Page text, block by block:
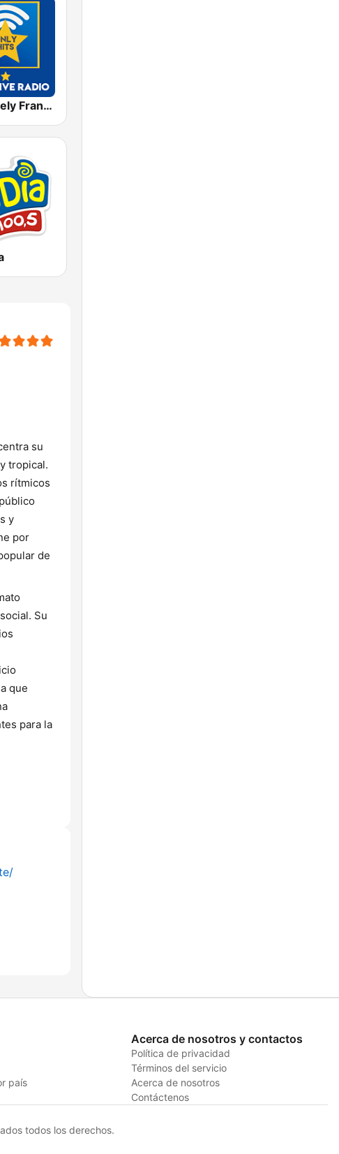
Exclusively Frank Sinatra - HITS
su
tropical.
rítmicos
y
por
de
Su
que
para la
país
Acerca de nosotros y contactos
Política de privacidad
Términos del servicio
Acerca de nosotros
Contáctenos
todos los derechos.